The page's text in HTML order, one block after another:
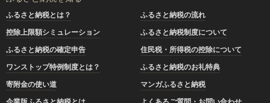
ふるさと納税とは？
ふるさと納税の流れ
控除上限額シミュレーション
ふるさと納税制度について
ふるさと納税の確定申告
住民税・所得税の控除について
ワンストップ特例制度とは？
ふるさと納税のお礼特典
寄附金の使い道
マンガふるさと納税